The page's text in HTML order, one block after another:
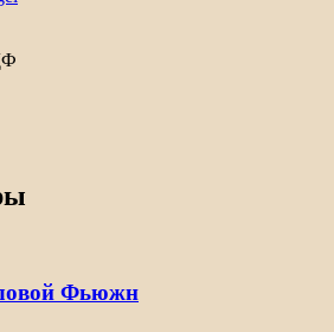
Фьюжн